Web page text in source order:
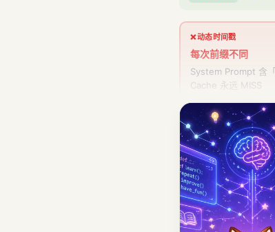
❌ 动态时间戳
每次前缀不同
System Prompt 含
Cache 永远 MISS